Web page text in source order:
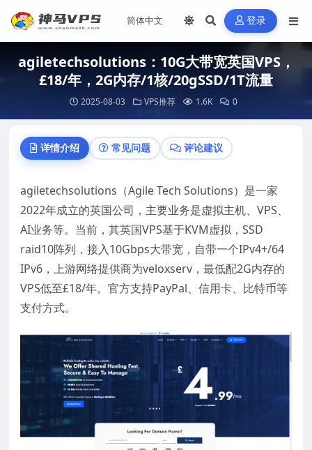
登录
agiletechsolutions：10G大带宽英国VPS，
£18/年，2G内存/1核/20gSSD/1T流量
2025-08-03 VPS推荐 1.6K 0
详情介绍 常见问题 评论建议
agiletechsolutions（Agile Tech Solutions）是一家
2022年成立的英国公司，主要业务是虚拟主机、VPS、
AI业务等。当前，其英国VPS基于KVM虚拟，SSD
raid10阵列，接入10Gbps大带宽，自带一个IPv4+/64
IPv6，上游网络提供商为veloxserv，最低配2G内存的
VPS低至£18/年。官方支持PayPal、信用卡、比特币等
支付方式。